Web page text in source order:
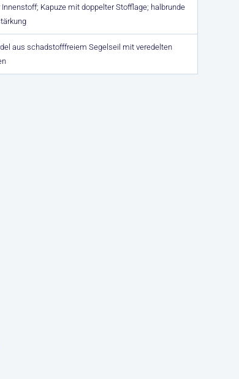
Kapuze mit doppelter Stofflage; halbrunde
aus schadstofffreiem Segelseil mit veredelten